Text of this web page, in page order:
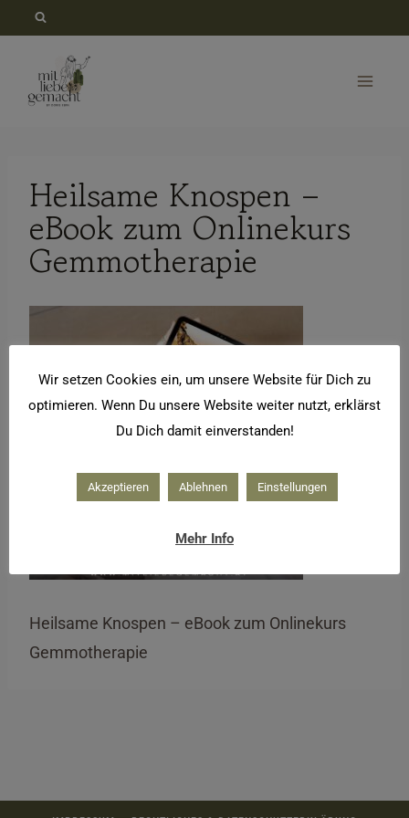
springen
Heilsame Knospen –
eBook zum Onlinekurs
Gemmotherapie
Heilsame Knospen – eBook zum Onlinekurs
Gemmotherapie
Wir setzen Cookies ein, um unsere Website für Dich zu
optimieren. Wenn Du unsere Website weiter nutzt, erklärst
Du Dich damit einverstanden!
Akzeptieren Ablehnen Einstellungen
Mehr Info